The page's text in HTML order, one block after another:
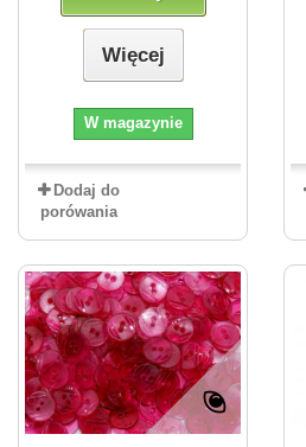
Więcej
W magazynie
Dodaj do
porówania